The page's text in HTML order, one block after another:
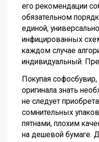
его рекомендации
обязательном
единой,
инфицированных
каждом случае
индивидуальный.
Покупая софосбувир,
оригинала знать
не следует
сомнительных
пятнами, плохим
на дешевой бумаге.